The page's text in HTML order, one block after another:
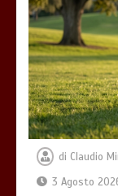
di Claudio
3 Agosto